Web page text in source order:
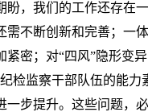
盼，我们的工作还存在
不断创新和完善；一
密；对“四风”隐形变
检监察干部队伍的能
一步提升。这些问题，